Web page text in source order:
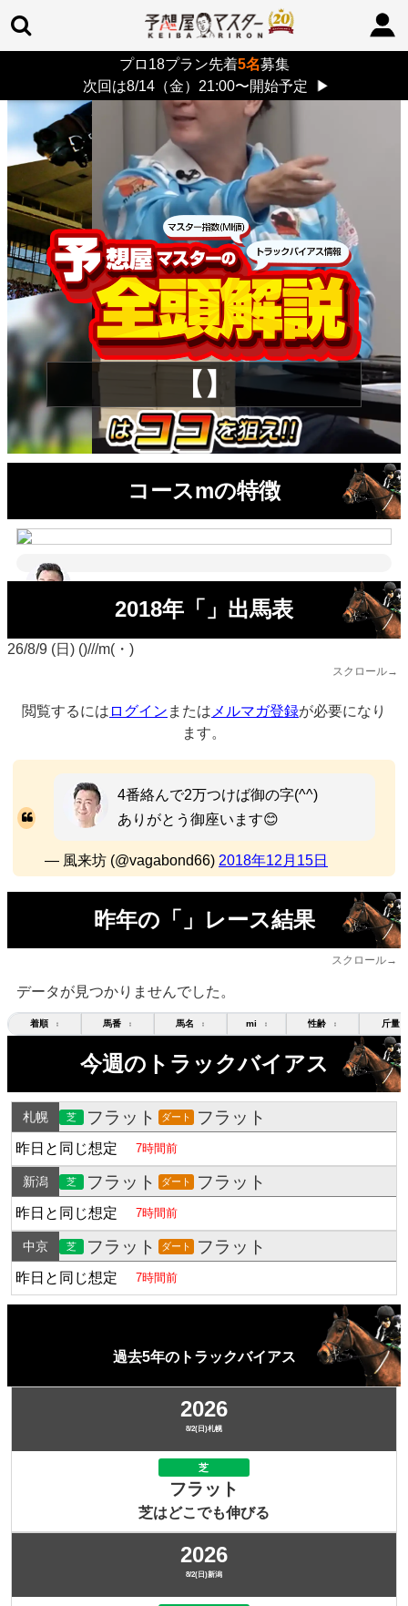
プロ18プラン先着5名募集
次回は8/14（金）21:00〜開始予定
▶
> 26/8/9 (日)
【】
コースmの特徴
2018年「」出馬表
26/8/9 (日) ()///m(・)
スクロール→
閲覧するには ログイン または メルマガ登録が必要になり
ます。
4番絡んで2万つけば御の字(^^)
ありがとう御座います😊
— 風来坊 (@vagabond66) 2018年12月15日
昨年の「」レース結果
スクロール→
データが見つかりませんでした。
着順 ↕ 馬番 ↕ 馬名 ↕ mi ↕ 性齢 ↕ 斤量
今週のトラックバイアス
札幌 芝 フラット ダート フラット
昨日と同じ想定 7時間前
新潟 芝 フラット ダート フラット
昨日と同じ想定 7時間前
中京 芝 フラット ダート フラット
昨日と同じ想定 7時間前
過去5年のトラックバイアス
2026
8/2(日)札幌
芝
フラット
芝はどこでも伸びる
2026
8/2(日)新潟